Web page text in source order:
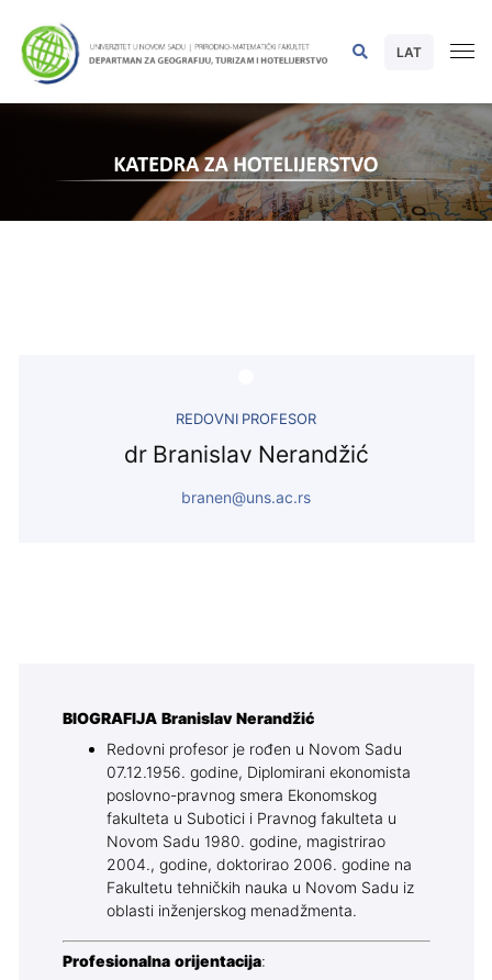
LAT
REDOVNI PROFESOR
dr Branislav Nerandžić
branen@uns.ac.rs
BIOGRAFIJA Branislav Nerandžić
Redovni profesor je rođen u Novom Sadu
07.12.1956. godine, Diplomirani ekonomista
poslovno-pravnog smera Ekonomskog
fakulteta u Subotici i Pravnog fakulteta u
Novom Sadu 1980. godine, magistrirao
2004., godine, doktorirao 2006. godine na
Fakultetu tehničkih nauka u Novom Sadu iz
oblasti inženjerskog menadžmenta.
Profesionalna orijentacija: